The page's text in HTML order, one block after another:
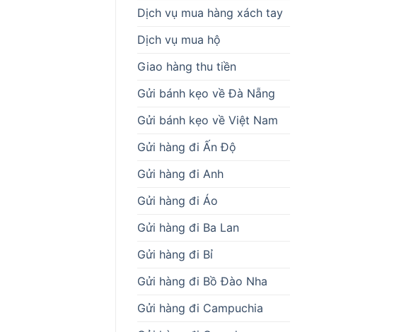
Dịch vụ mua hàng xách tay
Dịch vụ mua hộ
Giao hàng thu tiền
Gửi bánh kẹo về Đà Nẵng
Gửi bánh kẹo về Việt Nam
Gửi hàng đi Ấn Độ
Gửi hàng đi Anh
Gửi hàng đi Áo
Gửi hàng đi Ba Lan
Gửi hàng đi Bỉ
Gửi hàng đi Bồ Đào Nha
Gửi hàng đi Campuchia